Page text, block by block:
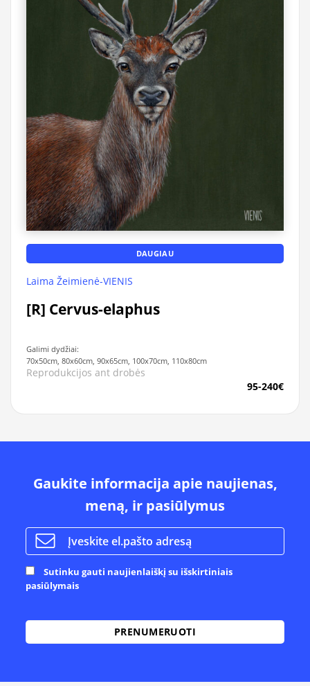
DAUGIAU
Laima Žeimienė-VIENIS
[R] Cervus-elaphus
Galimi dydžiai:
70x50cm, 80x60cm, 90x65cm, 100x70cm, 110x80cm
Reprodukcijos ant drobės
95-240€
Gaukite informacija apie naujienas,
meną, ir pasiūlymus
Sutinku gauti naujienlaiškį su išskirtiniais
pasiūlymais